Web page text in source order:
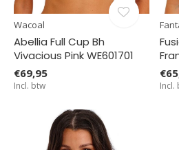
Wacoal
Abellia Full Cup Bh
Vivacious Pink WE601701
€69,95
Incl. btw Incl.